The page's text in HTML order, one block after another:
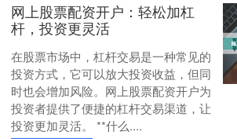
网上股票配资开户：轻松加杠
杆，投资更灵活
在股票市场中，杠杆交易是一种常见的
投资方式，它可以放大投资收益，但同
时也会增加风险。网上股票配资开户为
投资者提供了便捷的杠杆交易渠道，让
投资更加灵活。 **什么....